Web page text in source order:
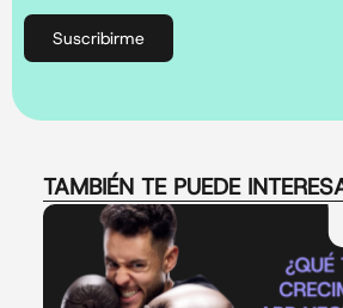
Suscribirme
TAMBIÉN TE PUEDE